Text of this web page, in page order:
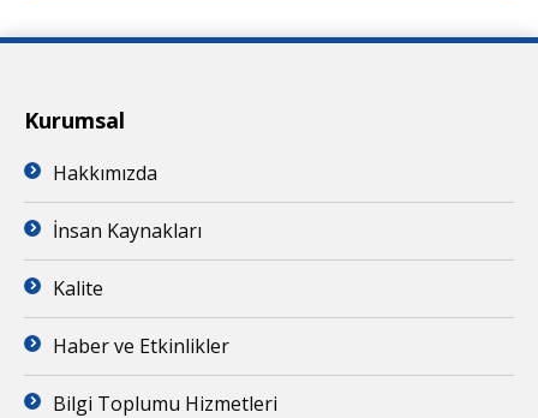
Kurumsal
Hakkımızda
İnsan Kaynakları
Kalite
Haber ve Etkinlikler
Bilgi Toplumu Hizmetleri